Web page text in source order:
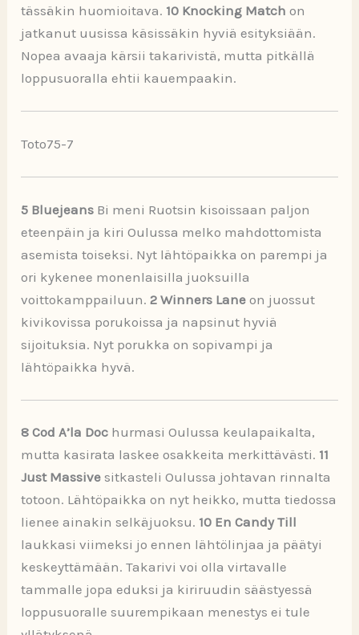
tässäkin huomioitava. 10 Knocking Match on
jatkanut uusissa käsissäkin hyviä esityksiään.
Nopea avaaja kärsii takarivistä, mutta pitkällä
loppusuoralla ehtii kauempaakin.
Toto75-7
5 Bluejeans Bi meni Ruotsin kisoissaan paljon
eteenpäin ja kiri Oulussa melko mahdottomista
asemista toiseksi. Nyt lähtöpaikka on parempi ja
ori kykenee monenlaisilla juoksuilla
voittokamppailuun.2 Winners Lane on juossut
kivikovissa porukoissa ja napsinut hyviä
sijoituksia. Nyt porukka on sopivampi ja
lähtöpaikka hyvä.
8 Cod A’la Doc hurmasi Oulussa keulapaikalta,
mutta kasirata laskee osakkeita merkittävästi. 11
Just Massive sitkasteli Oulussa johtavan rinnalta
totoon. Lähtöpaikka on nyt heikko, mutta tiedossa
lienee ainakin selkäjuoksu. 10 En Candy Till
laukkasi viimeksi jo ennen lähtölinjaa ja päätyi
keskeyttämään. Takarivi voi olla virtavalle
tammalle jopa eduksi ja kiriruudin säästyessä
loppusuoralle suurempikaan menestys ei tule